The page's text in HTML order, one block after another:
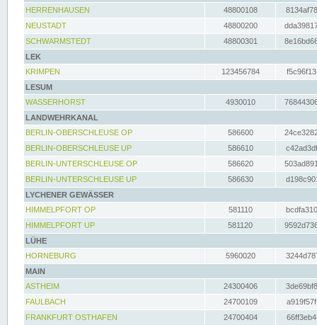
HERRENHAUSEN
48800108
NEUSTADT
48800200
SCHWARMSTEDT
48800301
LEK
KRIMPEN
123456784
LESUM
WASSERHORST
4930010
LANDWEHRKANAL
BERLIN-OBERSCHLEUSE OP
586600
BERLIN-OBERSCHLEUSE UP
586610
BERLIN-UNTERSCHLEUSE OP
586620
BERLIN-UNTERSCHLEUSE UP
586630
LYCHENER GEWÄSSER
HIMMELPFORT OP
581110
HIMMELPFORT UP
581120
LÜHE
HORNEBURG
5960020
MAIN
ASTHEIM
24300406
FAULBACH
24700109
FRANKFURT OSTHAFEN
24700404